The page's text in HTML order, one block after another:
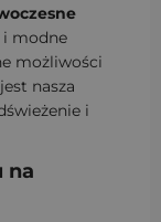
i modne
możliwości
nasza
i
na